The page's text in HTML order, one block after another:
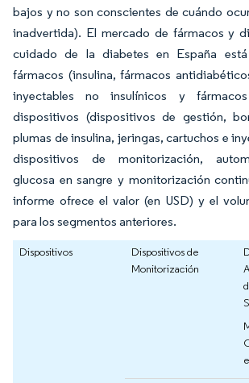
bajos y no son conscientes de cuándo
inadvertida). El mercado de fármacos y
cuidado de la diabetes en España
fármacos (insulina, fármacos
inyectables no insulínicos y
dispositivos (dispositivos de gestión,
plumas de insulina, jeringas, cartuchos e
dispositivos de monitorización,
glucosa en sangre y monitorización
informe ofrece el valor (en USD) y el
para los segmentos anteriores.
Dispositivos
Dispositivos de
Monitorización